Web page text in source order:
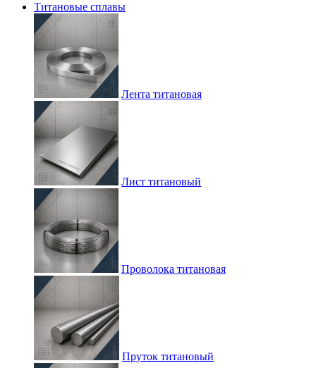
Титановые сплавы
Лента титановая
Лист титановый
Проволока титановая
Пруток титановый